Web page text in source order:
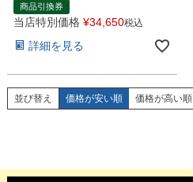
商品引換券
当店特別価格 ¥34,650税込
詳細を見る
並び替え 価格が安い順 価格が高い順